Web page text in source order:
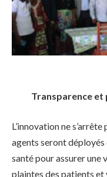
Transparence
L’innovation ne
agents seront déployés
santé pour assurer une
plaintes des patients et